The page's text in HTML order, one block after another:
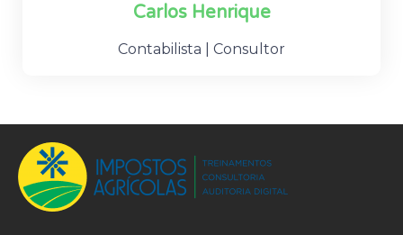
Carlos Henrique
Contabilista | Consultor